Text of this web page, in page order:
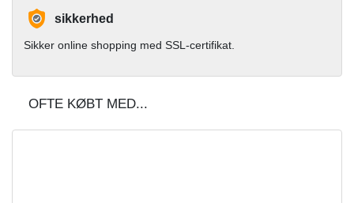
sikkerhed
Sikker online shopping med SSL-certifikat.
OFTE KØBT MED...